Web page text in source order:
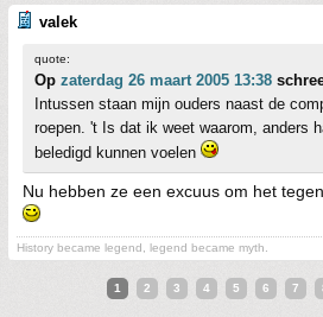
valek
quote:
Op zaterdag 26 maart 2005 13:38
Intussen staan mijn ouders naast de
roepen. 't Is dat ik weet waarom, anders
beledigd kunnen voelen
Nu hebben ze een excuus om het
History became legend, legend became myth.
1 2 3 4 5 6 7